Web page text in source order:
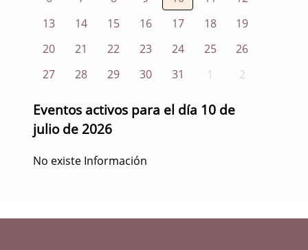
13
14 15 16 17 18
19
20
21 22 23 24 25
26
27
28 29 30 31 1 2
Eventos activos para el día 10 de
julio de 2026
No existe Información